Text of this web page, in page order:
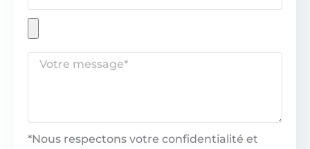
*Nous respectons votre confidentialité et